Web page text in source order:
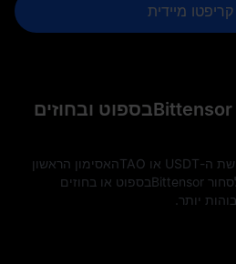
מיידית
דרכים שונות לסחור Bittensorבספוט ובחוזים
לאחר ההרשמה ל-MEXC ורכישת ה-USDT או TAOהאסימון הראשון
שלך בהצלחה, תוכל להתחיל לסחור Bittensorבספוט או בחוזים
יותר.